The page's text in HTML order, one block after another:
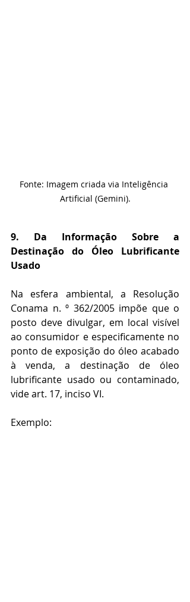
Fonte: Imagem criada via Inteligência
Artificial (Gemini).
9. Da Informação Sobre a
Destinação do Óleo Lubrificante
Usado
Na esfera ambiental, a Resolução
Conama n. º 362/2005 impõe que o
posto deve divulgar, em local visível
ao consumidor e especificamente no
ponto de exposição do óleo acabado
à venda, a destinação de óleo
lubrificante usado ou contaminado,
vide art. 17, inciso VI.
Exemplo: